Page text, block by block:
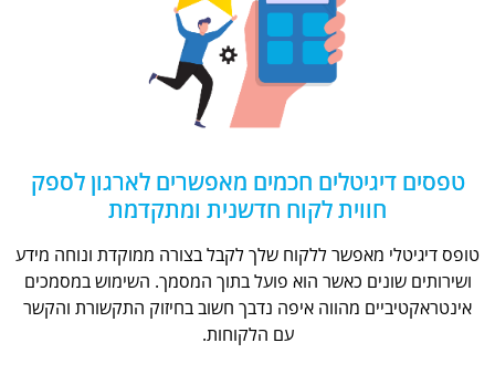
טפסים דיגיטלים חכמים מאפשרים לארגון לספק
חווית לקוח חדשנית ומתקדמת
טופס דיגיטלי מאפשר ללקוח שלך לקבל בצורה ממוקדת ונוחה מידע
ושירותים שונים כאשר הוא פועל בתוך המסמך. השימוש במסמכים
אינטראקטיביים מהווה איפה נדבך חשוב בחיזוק התקשורת והקשר
עם הלקוחות.